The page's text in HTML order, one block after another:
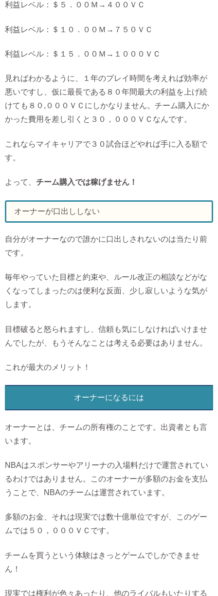
利益レベル：＄５．００Ｍ→４００ＶＣ
利益レベル：＄１０．００Ｍ→７５０ＶＣ
利益レベル：＄１５．００Ｍ→１０００ＶＣ
見ればわかるように、１年のプレイ時間を考えれば効率が
悪いですし、仮に最長である８０年間最大の利益を上げ続
けても８０,０００ＶＣにしかなりません。チーム購入にか
かった費用を差し引くと３０，０００ＶＣなんです。
これならマイキャリアで３０試合ほどやれば手に入る額で
す。
よって、 チーム購入では稼げません！
オーナーが口出ししない
自分がオーナーなので誰かに口出しされないのは当たり前
です。
毎年やっていた目標と約束や、ルール改正の相談などがな
くなってしまったのは便利な反面、少し寂しいような気が
します。
目標破ると怒られますし、信頼も気にしなければいけませ
んでしたが、もうそんなことは考える必要はありません。
これが最大のメリット！
オーナーになるには
オーナーとは、チームの所有権のことです。出資者とも言
います。
NBAはスポンサーやアリーナの入場料だけで運営されてい
るわけではありません。このオーナーが多額のお金を支払
うことで、NBAのチームは運営されています。
多額のお金、それは現実では数十億単位ですが、このゲー
ムでは５０，０００ＶＣです。
チームを買うという体験はきっとゲームでしかできませ
ん！
現実では権利が色々あったり、他のライバルもいたりする